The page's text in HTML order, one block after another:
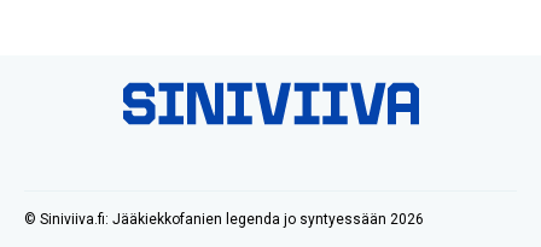
© Siniviiva.fi: Jääkiekkofanien legenda jo syntyessään 2026